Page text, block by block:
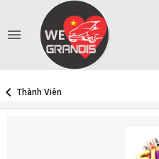
Thành Viên